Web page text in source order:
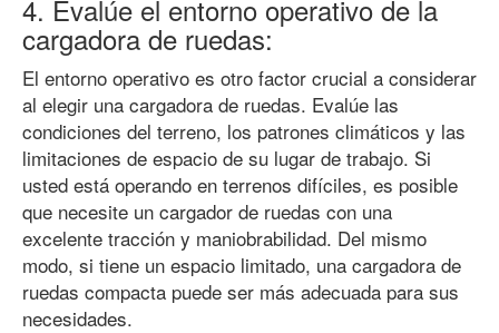
4. Evalúe el entorno operativo de la
cargadora de ruedas:
El entorno operativo es otro factor crucial a considerar
al elegir una cargadora de ruedas. Evalúe las
condiciones del terreno, los patrones climáticos y las
limitaciones de espacio de su lugar de trabajo. Si
usted está operando en terrenos difíciles, es posible
que necesite un cargador de ruedas con una
excelente tracción y maniobrabilidad. Del mismo
modo, si tiene un espacio limitado, una cargadora de
ruedas compacta puede ser más adecuada para sus
necesidades.